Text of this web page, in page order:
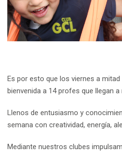
Es por esto que los viernes a
bienvenida a 14 profes que llegan
Llenos de entusiasmo y
semana con creatividad, energía,
Mediante nuestros clubes